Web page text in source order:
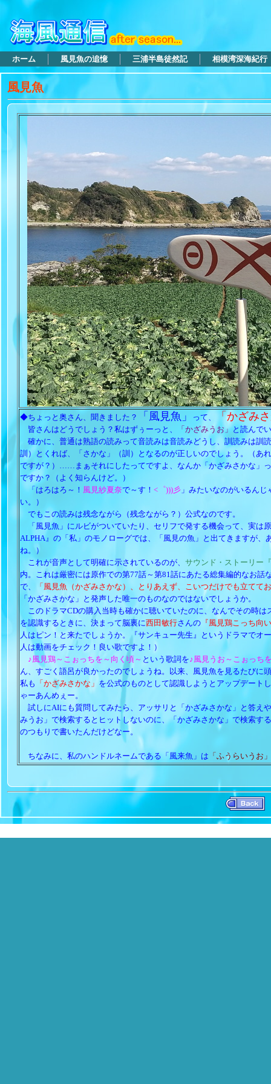
ホーム 風見魚の追憶 三浦半島徒然記 相模湾深海紀行
風見魚
◆ちょっと奥さん、聞きました？ 「風見魚」 って、 「かざみ
皆さんはどうでしょう？私はずぅーっと、 「かざみうお」と読んで
確かに、普通は熟語の読みって音読みは音読みどうし、訓読みは訓
訓）とくれば、「さかな」（訓）となるのが正しいのでしょう。（あ
ですが？）……まぁそれにしたってですよ、なんか「かざみさかな」
ですか？（よく知らんけど。）
「はろはろ～！ 風見紗夏奈で～す！ <゜)))彡 」みたいなのがいるん
い。）
でもこの読みは残念ながら（残念ながら？）公式なのです。
「風見魚」にルビがついていたり、セリフで発する機会って、実は
ALPHA』の「私」のモノローグでは、「風見の魚」と出てきますが
ね。）
これが音声として明確に示されているのが、 サウンド・ストーリー
内。これは厳密には原作での第77話～第81話にあたる総集編的なお
で、
「風見魚（かざみさかな）、とりあえず、こいつだけでも立てて
「かざみさかな」と発声した唯一のものなのではないでしょうか。
このドラマCDの購入当時も確かに聴いていたのに、なんでその時
を認識するときに、決まって脳裏に西田敏行さんの 『風見鶏こっち向
人はピン！と来たでしょうか。『サンキュー先生』というドラマでオ
人は動画をチェック！良い歌ですよ！）
♪風見鶏～こぉっちを～向く頃～ という歌詞を♪風見うお～こぉっち
ん、すごく語呂が良かったのでしょうね。以来、風見魚を見るたびに
私も 「かざみさかな」 を公式のものとして認識しようとアップデート
ゃーあんめぇー。
試しにAIにも質問してみたら、アッサリと「かざみさかな」と答え
みうお」で検索するとヒットしないのに、「かざみさかな」で検索す
のつもりで書いたんだけどなー。
ちなみに、私のハンドルネームである「風来魚」は 「ふうらいうお」